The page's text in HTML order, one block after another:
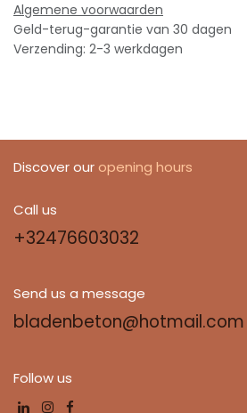
Algemene voorwaarden
Geld-terug-garantie van 30 dagen
Verzending: 2-3 werkdagen
Discover our opening hours
Call us
+32476603032
Send us a message
bladenbeton@hotmail.com
Follow us